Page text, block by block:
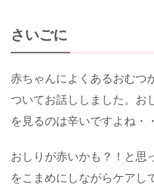
さいごに
赤ちゃんによくあるおむつ
ついてお話ししました。お
を見るのは辛いですよね・
おしりが赤いかも？！と思
をこまめにしながらケアし